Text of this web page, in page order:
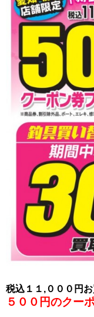
税込１１,０００円
５００円のクー